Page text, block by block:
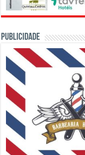
PUBLICIDADE